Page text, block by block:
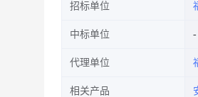
招标单位
中标单位
代理单位
相关产品